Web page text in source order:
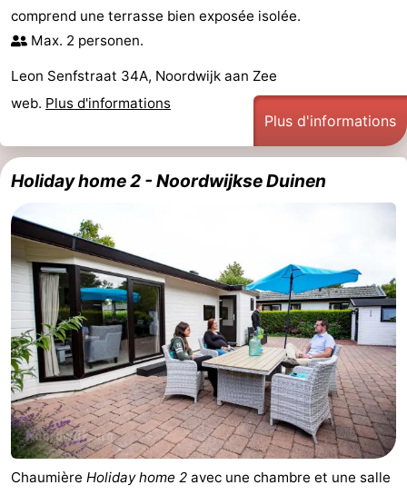
et
Lieux
Musées
-
Monuments
-
Points
de
vue
Attractions
-
Croisières
-
Terrains
de
jeux
-
Aires
de
jeux
intérieures
-
Experiences
Centres
de
bien-
Villages
&
Nature
comprend une terrasse bien exposée isolée.
Max. 2 personen.
Leon Senfstraat 34A, Noordwijk aan Zee
web. Plus d'informations
Plus d'informations
Holiday home 2 - Noordwijkse Duinen
Chaumière Holiday home 2 avec une chambre et une salle